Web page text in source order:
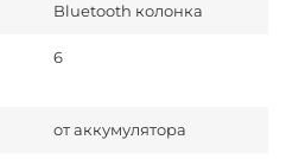
Bluetooth колонка
6
от аккумулятора